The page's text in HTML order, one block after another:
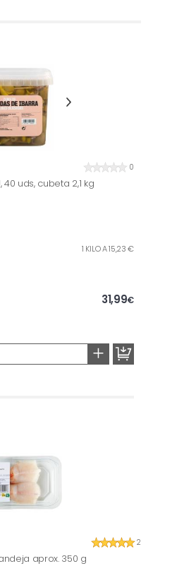
0
40 uds, cubeta 2,1 kg
1 KILO A 15,23 €
31,99€
+
2
aprox. 350 g